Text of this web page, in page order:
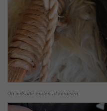
Og indsatte enden af kordelen.